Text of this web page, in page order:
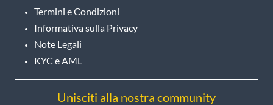
Termini e Condizioni
Informativa sulla Privacy
Note Legali
KYC e AML
Unisciti alla nostra community